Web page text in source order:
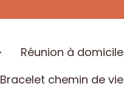
Réunion à domicile
Bracelet chemin de vie